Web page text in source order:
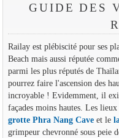
GUIDE DES
Railay est plébiscité pour ses
Beach mais aussi réputée
parmi les plus réputés de
pourrez faire l'ascension des
incroyable ! Evidemment, il
façades moins hautes. Les
grotte Phra Nang Caveet le
grimpeur chevronné sous peie